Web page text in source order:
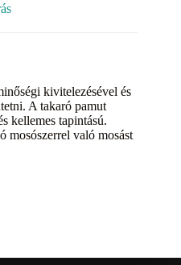
kivitelezésével és
A takaró pamut
kellemes tapintású.
mosószerrel való mosást